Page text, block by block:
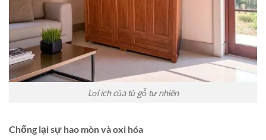
Lợi ích của tủ gỗ tự nhiên
Chống lại sự hao mòn và oxi hóa